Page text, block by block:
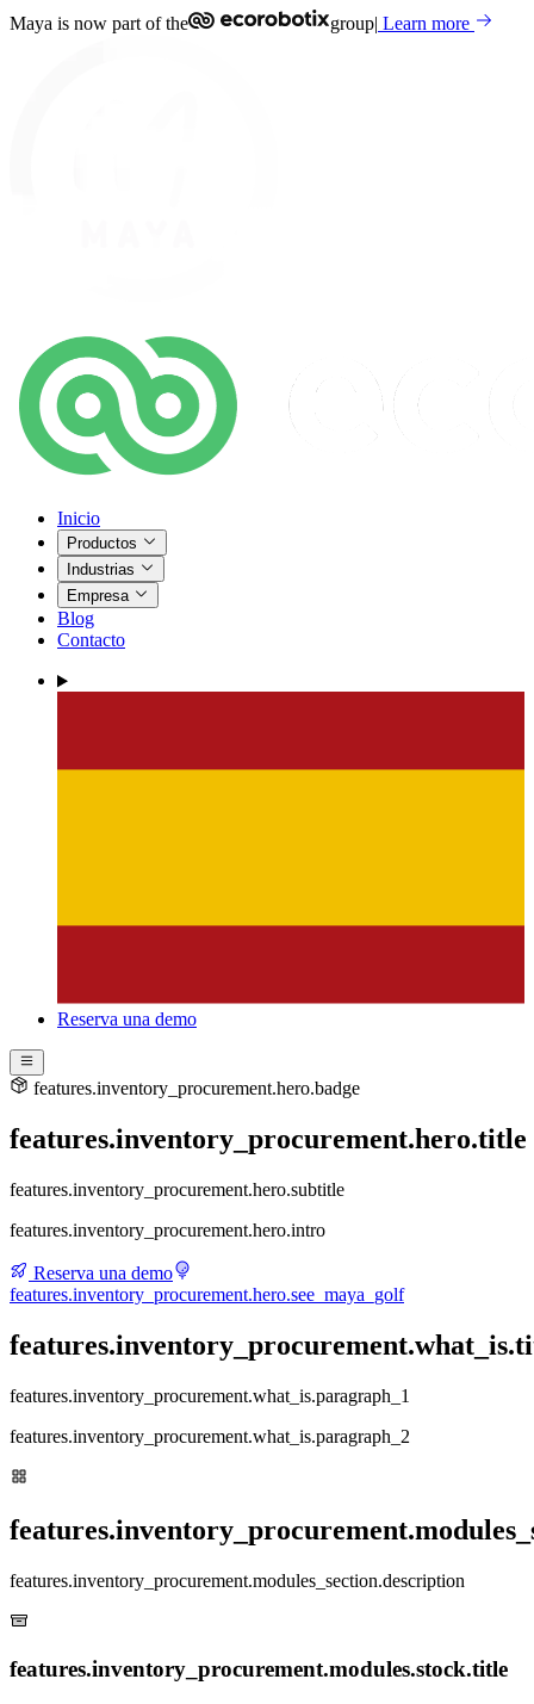
Maya is now part of the group| Learn more
Inicio
Productos
Industrias
Empresa
Blog
Contacto
Reserva una demo
features.inventory_procurement.hero.badge
features.inventory_procurement.hero.title
features.inventory_procurement.hero.subtitle
features.inventory_procurement.hero.intro
Reserva una demo
features.inventory_procurement.hero.see_maya_golf
features.inventory_procurement.what_is.paragraph_1
features.inventory_procurement.what_is.paragraph_2
features.inventory_procurement.modules_section.description
features.inventory_procurement.modules.stock.title